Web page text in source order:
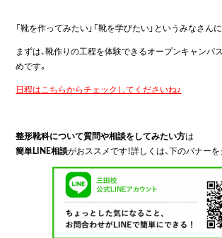
「靴を作ってみたい」「靴を学びたい」というみなさん
まずは、靴作りの工程を体験できるオープンキャンパ
めです。
日程はこちらからチェックしてくださいね♪
整形靴科について質問や相談をしてみたい方は
簡単LINE相談がおススメです！詳しくは、下のバナー